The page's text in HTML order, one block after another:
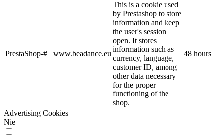
PrestaShop-# www.beadance.eu
This is a cookie used
by Prestashop to store
information and keep
the user's session
open. It stores
information such as
currency, language,
customer ID, among
other data necessary
for the proper
functioning of the
shop.
48 hours
Advertising Cookies
Nie